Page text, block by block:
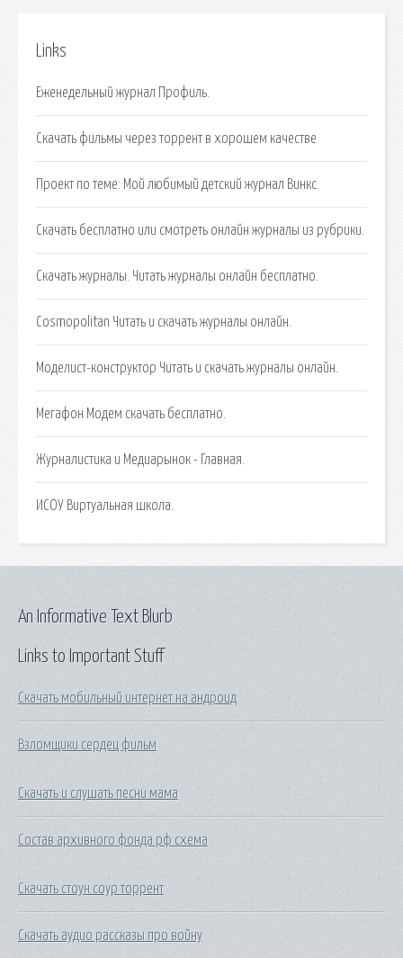
Links
Еженедельный журнал Профиль.
Скачать фильмы через торрент в хорошем качестве
Проект по теме: Мой любимый детский журнал Винкс.
Скачать бесплатно или смотреть онлайн журналы из рубрики.
Cкачать журналы. Читать журналы онлайн бесплатно.
Cosmopolitan Читать и скачать журналы онлайн.
Моделист-конструктор Читать и скачать журналы онлайн.
Мегафон Модем скачать бесплатно.
Журналистика и Медиарынок - Главная.
ИСОУ Виртуальная школа.
Links to Important Stuff
Скачать мобильный интернет на андроид
Взломщики сердец фильм
Скачать и слушать песни мама
Состав архивного фонда рф схема
Скачать стоун соур торрент
Скачать аудио рассказы про войну
An Informative Text Blurb